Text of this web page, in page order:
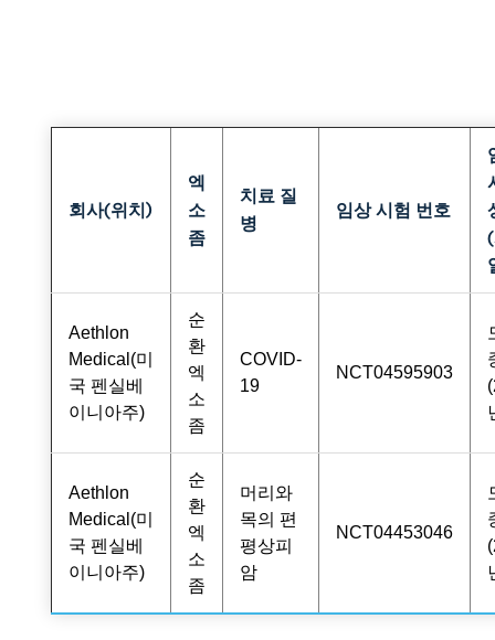
회사(위치)
엑
소
좀
치료 질
병
임상 시험 번호
Aethlon
Medical(미
국 펜실베
이니아주)
순
환
엑
소
좀
COVID-
19
NCT04595903
Aethlon
Medical(미
국 펜실베
이니아주)
순
환
엑
소
좀
머리와
목의 편
평상피
암
NCT04453046